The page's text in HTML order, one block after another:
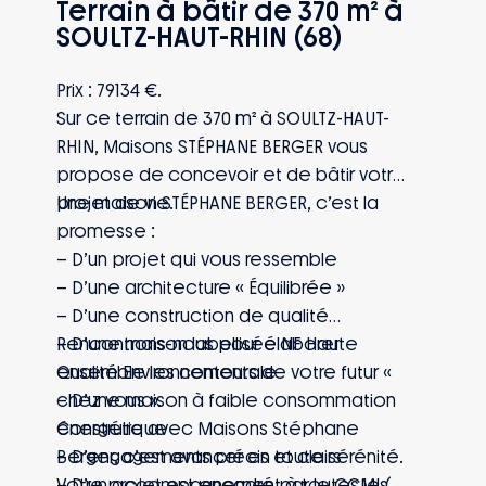
Terrain à bâtir de 370 m² à
SOULTZ-HAUT-RHIN (68)
Prix : 79134 €.
Sur ce terrain de 370 m² à SOULTZ-HAUT-
RHIN, Maisons STÉPHANE BERGER vous
propose de concevoir et de bâtir votre
projet de vie.
Une maison STÉPHANE BERGER, c’est la
promesse :
– D’un projet qui vous ressemble
– D’une architecture « Équilibrée »
– D’une construction de qualité
– D’une maison labellisée NF Haute
Qualité Environnementale
– D’une maison à faible consommation
énergétique
– D’engagements précis et clairs
Rencontrons-nous pour élaborer
ensemble les contours de votre futur «
chez vous ».
Construire avec Maisons Stéphane
Berger, c’est avancer en toute sérénité.